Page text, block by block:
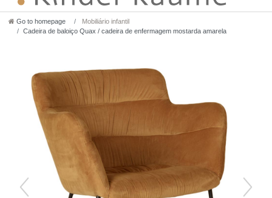
Go to homepage
Mobiliário infantil
Cadeira de baloiço Quax / cadeira de enfermagem mostarda amarela